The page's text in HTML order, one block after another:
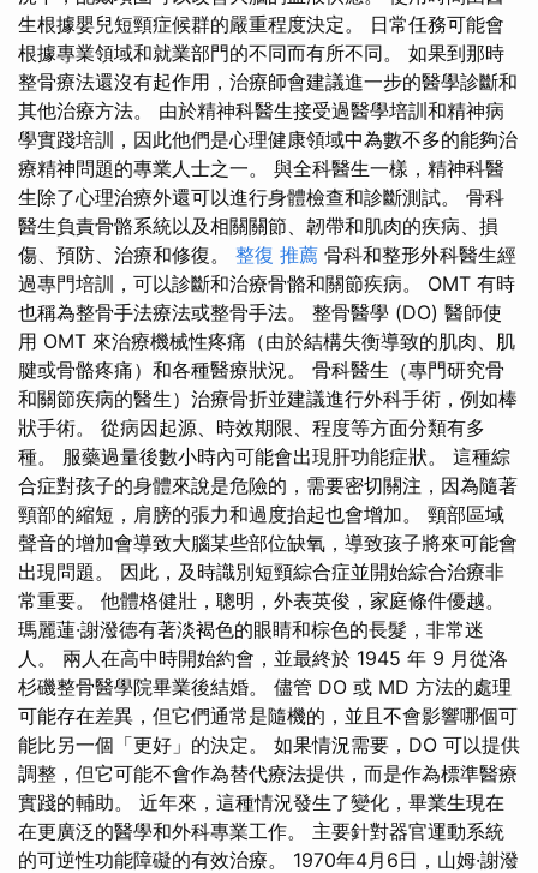
生根據嬰兒短頸症候群的嚴重程度決定。 日常任務可能會
根據專業領域和就業部門的不同而有所不同。 如果到那時
整骨療法還沒有起作用，治療師會建議進一步的醫學診斷和
其他治療方法。 由於精神科醫生接受過醫學培訓和精神病
學實踐培訓，因此他們是心理健康領域中為數不多的能夠治
療精神問題的專業人士之一。 與全科醫生一樣，精神科醫
生除了心理治療外還可以進行身體檢查和診斷測試。 骨科
醫生負責骨骼系統以及相關關​​節、韌帶和肌肉的疾病、損
傷、預防、治療和修復。 整復 推薦 骨科和整形外科醫生經
過專門培訓，可以診斷和治療骨骼和關節疾病。 OMT 有時
也稱為整骨手法療法或整骨手法。 整骨醫學 (DO) 醫師使
用 OMT 來治療機械性疼痛（由於結構失衡導致的肌肉、肌
腱或骨骼疼痛）和各種醫療狀況。 骨科醫生（專門研究骨
和關節疾病的醫生）治療骨折並建議進行外科手術，例如棒
狀手術。 從病因起源、時效期限、程度等方面分類有多
種。 服藥過量後數小時內可能會出現肝功能症狀。 這種綜
合症對孩子的身體來說是危險的，需要密切關注，因為隨著
頸部的縮短，肩膀的張力和過度抬起也會增加。 頸部區域
聲音的增加會導致大腦某些部位缺氧，導致孩子將來可能會
出現問題。 因此，及時識別短頸綜合症並開始綜合治療非
常重要。 他體格健壯，聰明，外表英俊，家庭條件優越。
瑪麗蓮·謝潑德有著淡褐色的眼睛和棕色的長髮，非常迷
人。 兩人在高中時開始約會，並最終於 1945 年 9 月從洛
杉磯整骨醫學院畢業後結婚。 儘管 DO 或 MD 方法的處理
可能存在差異，但它們通常是隨機的，並且不會影響哪個可
能比另一個「更好」的決定。 如果情況需要，DO 可以提供
調整，但它可能不會作為替代療法提供，而是作為標準醫療
實踐的輔助。 近年來，這種情況發生了變化，畢業生現在
在更廣泛的醫學和外科專業工作。 主要針對器官運動系統
的可逆性功能障礙的有效治療。 1970年4月6日，山姆·謝潑